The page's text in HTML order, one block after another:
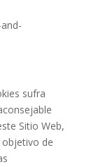
sufra
Sitio Web,
de